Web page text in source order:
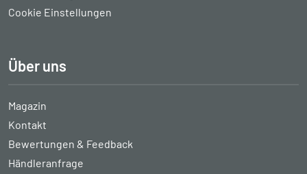
Cookie Einstellungen
Über uns
Magazin
Kontakt
Bewertungen & Feedback
Händleranfrage